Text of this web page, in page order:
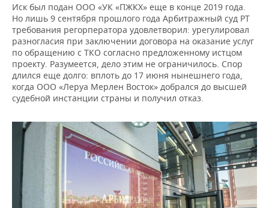
Иск был подан ООО «УК «ПЖКХ» еще в конце 2019 года.
Но лишь 9 сентября прошлого года Арбитражный суд РТ
требования регорператора удовлетворил: урегулировал
разногласия при заключении договора на оказание услуг
по обращению с ТКО согласно предложенному истцом
проекту. Разумеется, дело этим не ограничилось. Спор
длился еще долго: вплоть до 17 июня нынешнего года,
когда ООО «Леруа Мерлен Восток» добрался до высшей
судебной инстанции страны и получил отказ.